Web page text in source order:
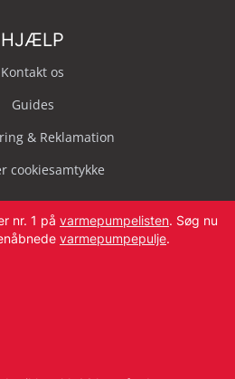
HJÆLP
Kontakt os
Guides
& Reklamation
cookiesamtykke
nr. 1 på varmepumpelisten. Søg nu
varmepumpepulje.